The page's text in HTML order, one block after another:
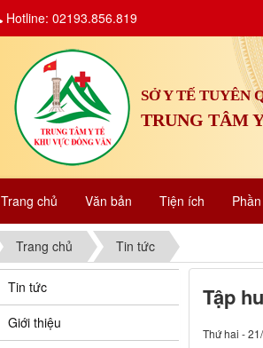
SỞ Y TẾ TUYÊN
TRUNG TÂM
Trang chủ Văn bản Tiện ích
Hotline: 02193.856.819
Trang chủ Tin tức
Tập
Thứ hai -
Tin tức
Giới thiệu